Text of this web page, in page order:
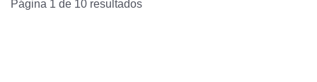
Página 1 de 10 resultados